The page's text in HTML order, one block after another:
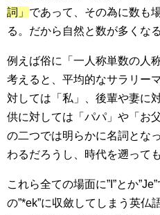
詞」 であって、その為に数も
る。だから自然と数が多くなる
例えば俗に「一人称単数の人
考えると、平均的なサラリー
対しては「私」、後輩や妻に
供に対しては「パパ」や「お
の二つでは明らかに名詞とな
わるだろうし、時代を遡って
これら全ての場面に”I”とか
の”*ek”に収斂してしまう英仏